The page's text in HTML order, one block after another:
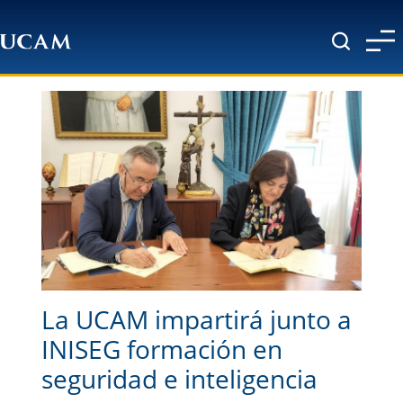
La UCAM impartirá junto a
INISEG formación en
seguridad e inteligencia